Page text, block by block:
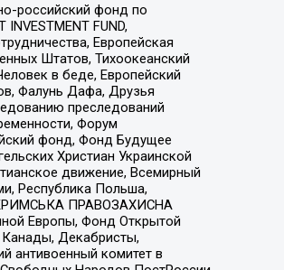
российский фонд по
FUND,
Европейская
Штатов, Тихоокеанский
в беде, Европейский
Фалунь Дафа, Друзья
преследований
Форум
фонд, Фонд Будущее
Христиан Украинской
движение, Всемирный
Республика Польша,
КРИМСЬКА ПРАВОЗАХИСНА
Европы, Фонд Открытой
Канады, Декабристы,
антивоенный комитет в